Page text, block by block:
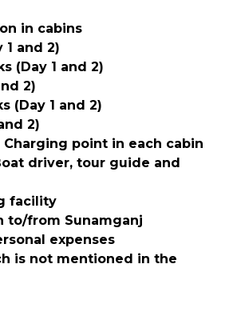
in cabins
1 and 2)
(Day 1 and 2)
2)
(Day 1 and 2)
2)
Charging point in each cabin
driver, tour guide and
facility
to/from Sunamganj
expenses
is not mentioned in the